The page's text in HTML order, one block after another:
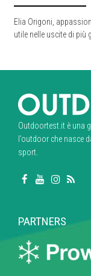
Elia Origoni,
utile nelle uscite di più
Outdoortest.it è una
l’outdoor che nasce
sport.
PARTNERS